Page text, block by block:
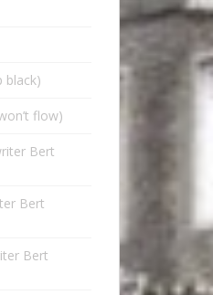
black)
flow)
Bert
Bert
Bert